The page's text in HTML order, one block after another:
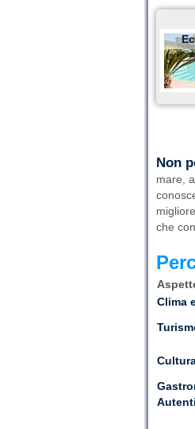
Non
mare,
che
Clima